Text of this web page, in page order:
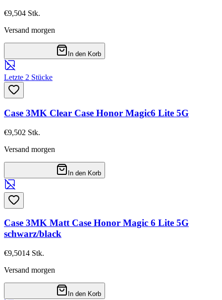
€9,504 Stk.
Versand morgen
In den Korb
Letzte 2 Stücke
Case 3MK Clear Case Honor Magic6 Lite 5G
€9,502 Stk.
Versand morgen
In den Korb
Case 3MK Matt Case Honor Magic 6 Lite 5G
schwarz/black
€9,5014 Stk.
Versand morgen
In den Korb